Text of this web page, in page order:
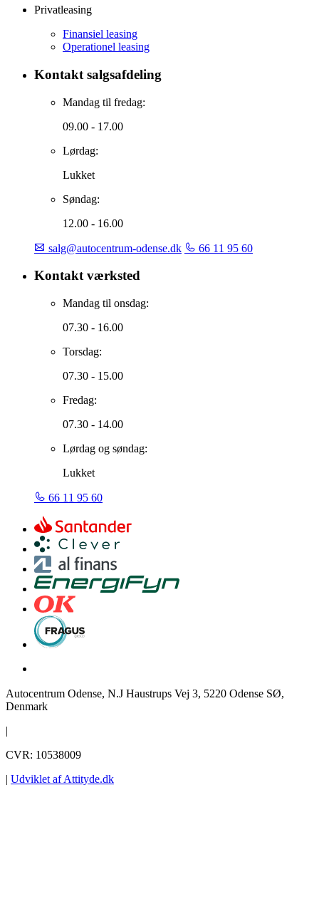
Privatleasing
Finansiel leasing
Operationel leasing
Kontakt salgsafdeling
Mandag til fredag:
09.00 - 17.00
Lørdag:
Lukket
Søndag:
12.00 - 16.00
salg@autocentrum-odense.dk 66 11 95 60
Kontakt værksted
Mandag til onsdag:
07.30 - 16.00
Torsdag:
07.30 - 15.00
Fredag:
07.30 - 14.00
Lørdag og søndag:
Lukket
66 11 95 60
Autocentrum Odense, N.J Haustrups Vej 3, 5220 Odense SØ,
Denmark
|
CVR: 10538009
| Udviklet af Attityde.dk